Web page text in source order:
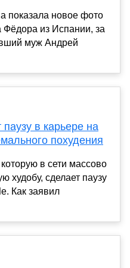
показала новое фото
Фёдора из Испании, за
муж Андрей
в карьере на
похудения
в сети массово
худобу, сделает паузу
Как заявил